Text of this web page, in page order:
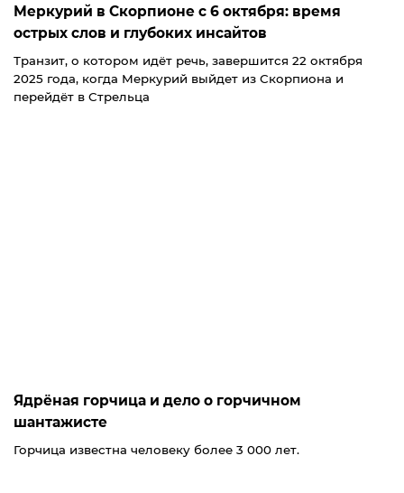
Меркурий в Скорпионе с 6 октября: время
острых слов и глубоких инсайтов
Транзит, о котором идёт речь, завершится 22 октября
2025 года, когда Меркурий выйдет из Скорпиона и
перейдёт в Стрельца
Ядрёная горчица и дело о горчичном
шантажисте
Горчица известна человеку более 3 000 лет.